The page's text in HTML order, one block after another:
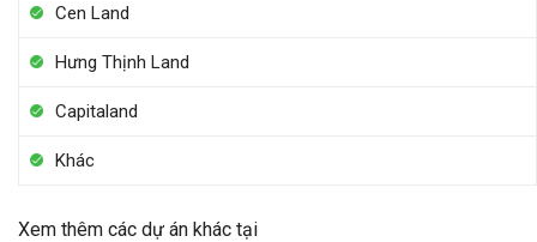
Cen Land
Hưng Thịnh Land
Capitaland
Khác
Xem thêm các dự án khác tại